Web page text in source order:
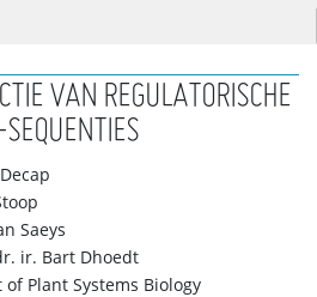
VAN REGULATORISCHE
Saeys
ir. Bart Dhoedt
of Plant Systems Biology